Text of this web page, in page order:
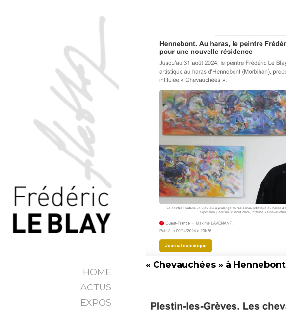
HOME
ACTUS
EXPOS
« Chevauchées » à Hennebont